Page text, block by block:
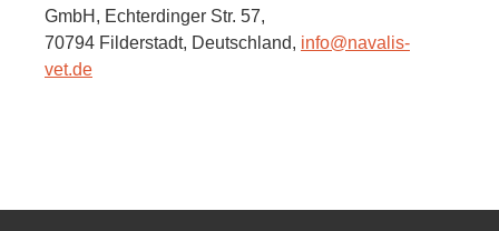
GmbH, Echterdinger Str. 57,
70794 Filderstadt, Deutschland, info@navalis-
vet.de